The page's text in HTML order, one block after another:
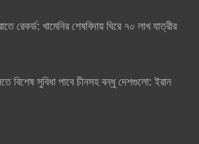
রেকর্ড: খামেনির শেষবিদায় ঘিরে ৭০ লাখ যাত্রীর
বিশেষ সুবিধা পাবে চীনসহ বন্ধু দেশগুলো: ইরান